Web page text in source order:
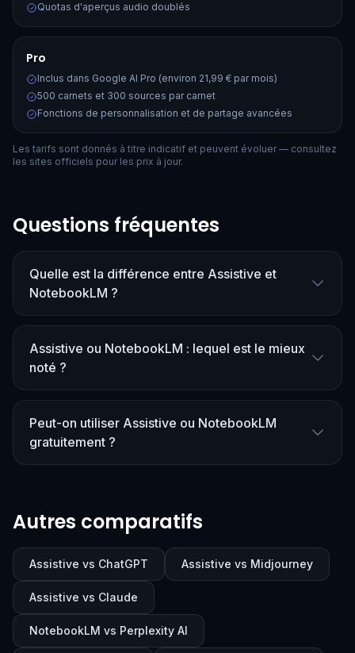
Quotas d'aperçus audio doublés
Pro
Inclus dans Google AI Pro (environ 21,99 € par mois)
500 carnets et 300 sources par carnet
Fonctions de personnalisation et de partage avancées
Les tarifs sont donnés à titre indicatif et peuvent évoluer — consultez
les sites officiels pour les prix à jour.
Questions fréquentes
Quelle est la différence entre Assistive et
NotebookLM ?
Assistive ou NotebookLM : lequel est le mieux
noté ?
Peut-on utiliser Assistive ou NotebookLM
gratuitement ?
Autres comparatifs
Assistive vs ChatGPT Assistive vs Midjourney
Assistive vs Claude
NotebookLM vs Perplexity AI